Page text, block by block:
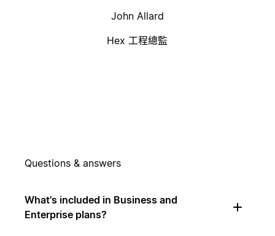
John Allard
Hex 工程總監
Questions & answers
What's included in Business and
Enterprise plans?